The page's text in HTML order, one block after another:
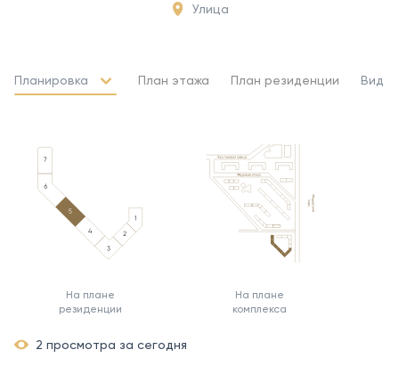
Улица
Планировка План этажа План резиденции Вид
На плане
резиденции
На плане
комплекса
2 просмотра за сегодня